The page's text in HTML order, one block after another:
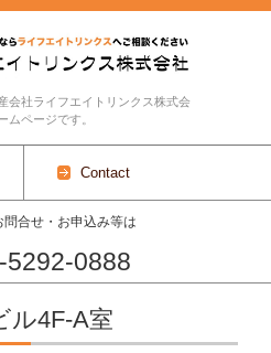
会社ライフエイトリンクス株式会
ムページです。
Contact
合せ・お申込み等は
5292-0888
ル4F-A室